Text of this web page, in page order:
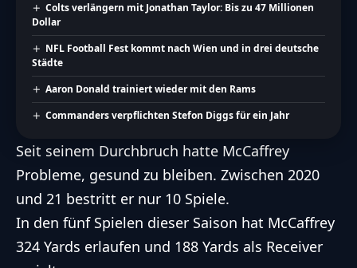
Colts verlängern mit Jonathan Taylor: Bis zu 47 Millionen
Dollar
NFL Football Fest kommt nach Wien und in drei deutsche
Städte
Aaron Donald trainiert wieder mit den Rams
Commanders verpflichten Stefon Diggs für ein Jahr
Seit seinem Durchbruch hatte McCaffrey
Probleme, gesund zu bleiben. Zwischen 2020
und 21 bestritt er nur 10 Spiele.
In den fünf Spielen dieser Saison hat McCaffrey
324 Yards erlaufen und 188 Yards als Receiver